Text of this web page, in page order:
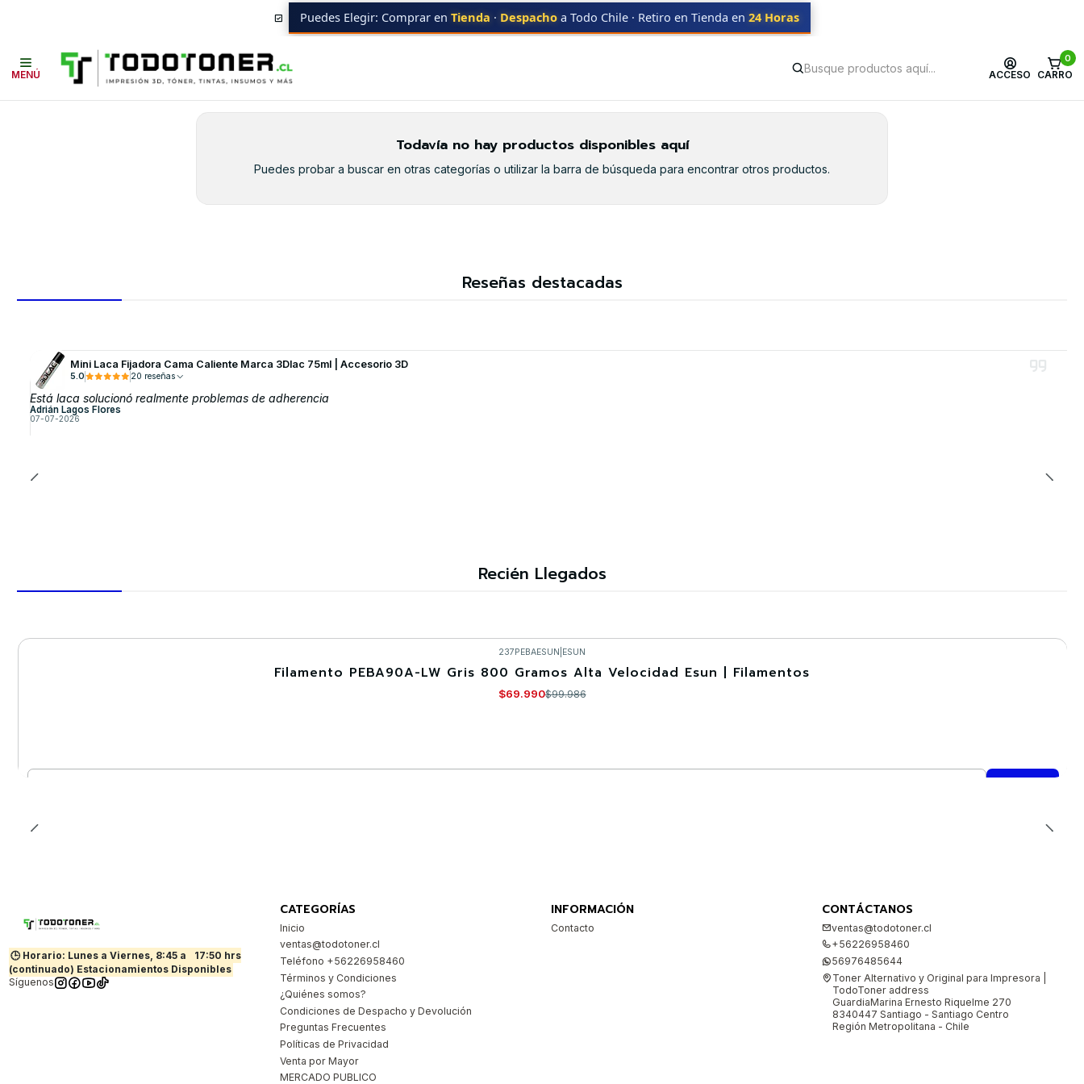
MENÚ ACCESO
0
CARRO
Puedes Elegir: Comprar en Tienda · Despacho a Todo Chile · Retiro en Tienda en 24 Horas
SAMSUNG Insumos SAMSUNG CLT-C504S CYAN
CLT-C504S CYAN
Todavía no hay productos disponibles aquí
Puedes probar a buscar en otras categorías o utilizar la barra de búsqueda para encontrar otros productos.
Reseñas destacadas
Mini Laca Fijadora Cama Caliente Marca 3Dlac 75ml | Accesorio 3D
5.0 20 reseñas
Está laca solucionó realmente problemas de adherencia
Adrián Lagos Flores
07-07-2026
Recién Llegados
237PEBAESUN ESUN
Filamento PEBA90A-LW Gris 800 Gramos Alta Velocidad Esun | Filamentos
$69.990$99.986
🕒 Horario: Lunes a Viernes, 8:45 a
17:50 hrs
(continuado) Estacionamientos Disponibles
Síguenos
CATEGORÍAS
Inicio
ventas@todotoner.cl
Teléfono +56226958460
Términos y Condiciones
¿Quiénes somos?
Condiciones de Despacho y Devolución
Preguntas Frecuentes
Políticas de Privacidad
Venta por Mayor
MERCADO PUBLICO
INFORMACIÓN
Contacto
CONTÁCTANOS
ventas@todotoner.cl
+56226958460
56976485644
Toner Alternativo y Original para Impresora |
TodoToner address
GuardiaMarina Ernesto Riquelme 270
8340447 Santiago - Santiago Centro
Región Metropolitana - Chile